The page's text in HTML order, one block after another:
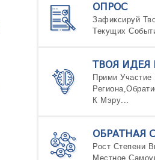
ОПРОС
Зафиксируй
Текущих
ТВОЯ ИДЕЯ
Прими Участие
К Мэру...
ОБРАТНАЯ
Рост Степени